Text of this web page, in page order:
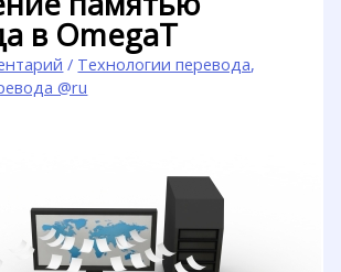
в OmegaT
/ Технологии перевода,
@ru